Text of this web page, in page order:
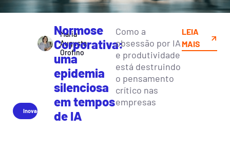
Inovação
Maria
Augusta
Orofino
Normose
Corporativa:
uma
epidemia
silenciosa
em tempos
de IA
Como a
obsessão por IA
e produtividade
está destruindo
o pensamento
crítico nas
empresas
LEIA
MAIS